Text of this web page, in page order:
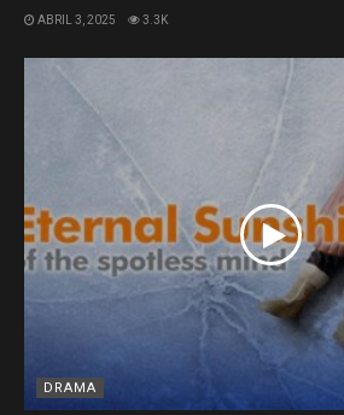
ABRIL 3, 2025 3.3K
DRAMA